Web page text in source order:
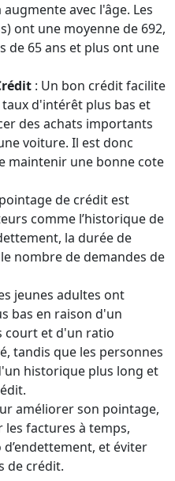
avec l'âge. Les
ont une moyenne de 692,
de 65 ans et plus ont une
: Un bon crédit facilite
taux d'intérêt plus bas et
des achats importants
voiture. Il est donc
maintenir une bonne cote
de crédit est
comme l’historique de
la durée de
nombre de demandes de
jeunes adultes ont
bas en raison d'un
court et d'un ratio
tandis que les personnes
historique plus long et
améliorer son pointage,
factures à temps,
et éviter
de crédit.